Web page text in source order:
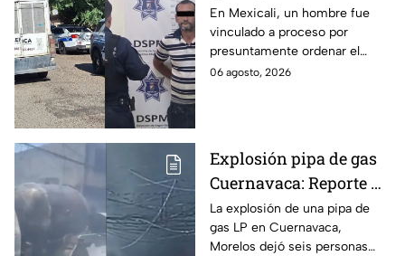
a su hermana con
discapacidad en
Mexicali, BC
En Mexicali, un hombre fue
vinculado a proceso por
presuntamente ordenar el
ataque de 16 perros contra su
06 agosto, 2026
Explosión pipa de gas
Cuernavaca: Reporte de
víctimas tras estallido
en Morelos
La explosión de una pipa de
gas LP en Cuernavaca,
Morelos dejó seis personas